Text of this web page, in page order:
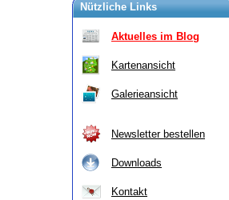
Nützliche Links
Aktuelles im Blog
Kartenansicht
Galerieansicht
Newsletter bestellen
Downloads
Kontakt